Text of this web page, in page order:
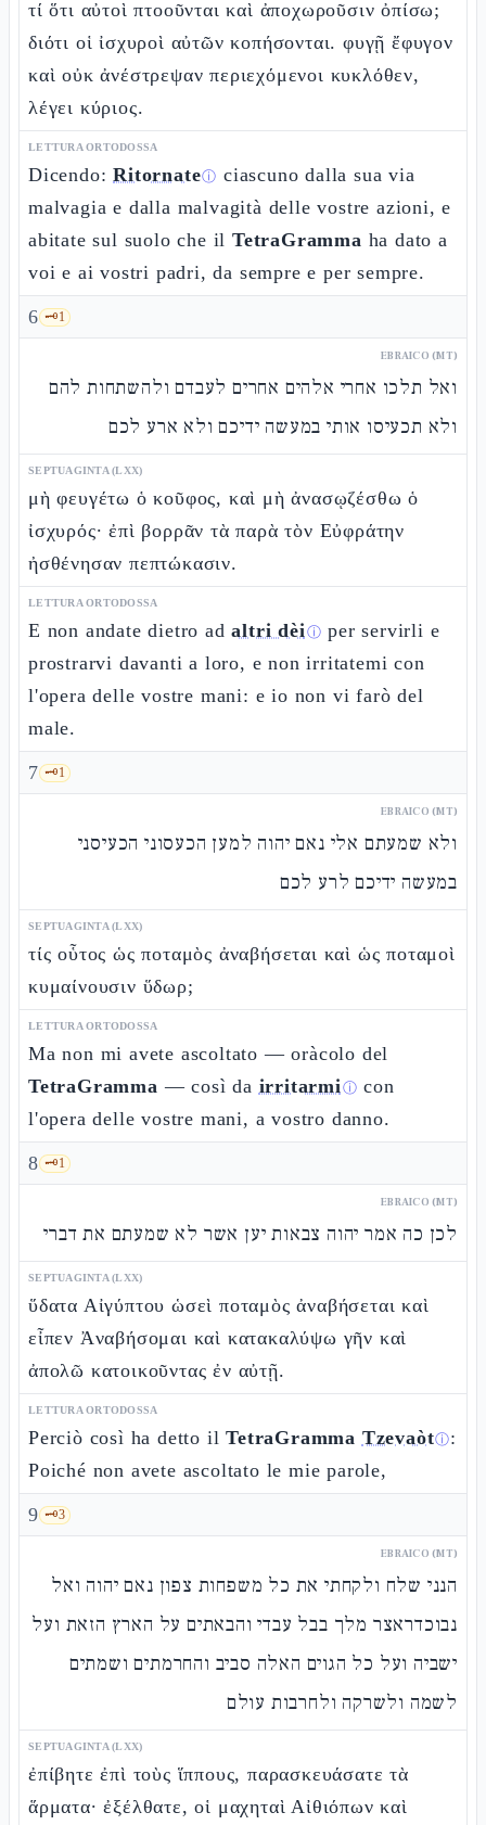
τί ὅτι αὐτοὶ πτοοῦνται καὶ ἀποχωροῦσιν ὀπίσω;
διότι οἱ ἰσχυροὶ αὐτῶν κοπήσονται. φυγῇ ἔφυγον
καὶ οὐκ ἀνέστρεψαν περιεχόμενοι κυκλόθεν,
λέγει κύριος.
LETTURA ORTODOSSA
Dicendo:Ritornateⓘ ciascuno dalla sua via
malvagia e dalla malvagità delle vostre azioni, e
abitate sul suolo che ilTetraGramma ha dato a
voi e ai vostri padri, da sempre e per sempre.
6 🗝️1
EBRAICO (MT)
ואל תלכו אחרי אלהים אחרים לעבדם ולהשתחות להם
ולא תכעיסו אותי במעשה ידיכם ולא ארע לכם
SEPTUAGINTA (LXX)
μὴ φευγέτω ὁ κοῦφος, καὶ μὴ ἀνασῳζέσθω ὁ
ἰσχυρός· ἐπὶ βορρᾶν τὰ παρὰ τὸν Εὐφράτην
ἠσθένησαν πεπτώκασιν.
LETTURA ORTODOSSA
E non andate dietro adaltri dèiⓘ per servirli e
prostrarvi davanti a loro, e non irritatemi con
l'opera delle vostre mani: e io non vi farò del
male.
7 🗝️1
EBRAICO (MT)
ולא שמעתם אלי נאם יהוה למען הכעסוני הכעיסני
במעשה ידיכם לרע לכם
SEPTUAGINTA (LXX)
τίς οὗτος ὡς ποταμὸς ἀναβήσεται καὶ ὡς ποταμοὶ
κυμαίνουσιν ὕδωρ;
LETTURA ORTODOSSA
Ma non mi avete ascoltato — oràcolo del
TetraGramma — così da irritarmiⓘ con
l'opera delle vostre mani, a vostro danno.
8 🗝️1
EBRAICO (MT)
לכן כה אמר יהוה צבאות יען אשר לא שמעתם את דברי
SEPTUAGINTA (LXX)
ὕδατα Αἰγύπτου ὡσεὶ ποταμὸς ἀναβήσεται καὶ
εἶπεν Ἀναβήσομαι καὶ κατακαλύψω γῆν καὶ
ἀπολῶ κατοικοῦντας ἐν αὐτῇ.
LETTURA ORTODOSSA
Perciò così ha detto ilTetraGramma Tzevaòtⓘ:
Poiché non avete ascoltato le mie parole,
9 🗝️3
EBRAICO (MT)
הנני שלח ולקחתי את כל משפחות צפון נאם יהוה ואל
נבוכדראצר מלך בבל עבדי והבאתים על הארץ הזאת ועל
ישביה ועל כל הגוים האלה סביב והחרמתים ושמתים
לשמה ולשרקה ולחרבות עולם
SEPTUAGINTA (LXX)
ἐπίβητε ἐπὶ τοὺς ἵππους, παρασκευάσατε τὰ
ἅρματα· ἐξέλθατε, οἱ μαχηταὶ Αἰθιόπων καὶ